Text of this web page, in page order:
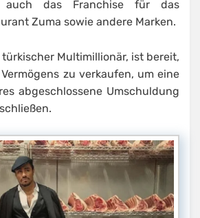
auch das Franchise für das
Zuma sowie andere Marken.
türkischer Multimillionär, ist bereit,
zu verkaufen, um eine
abgeschlossene Umschuldung